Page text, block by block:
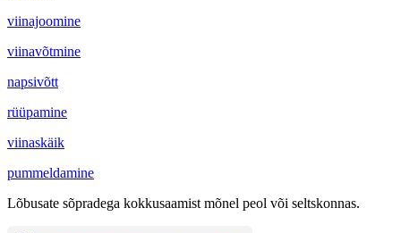
viinajoomine
viinavõtmine
napsivõtt
rüüpamine
viinaskäik
pummeldamine
Lõbusate sõpradega kokkusaamist mõnel peol või seltskonnas.